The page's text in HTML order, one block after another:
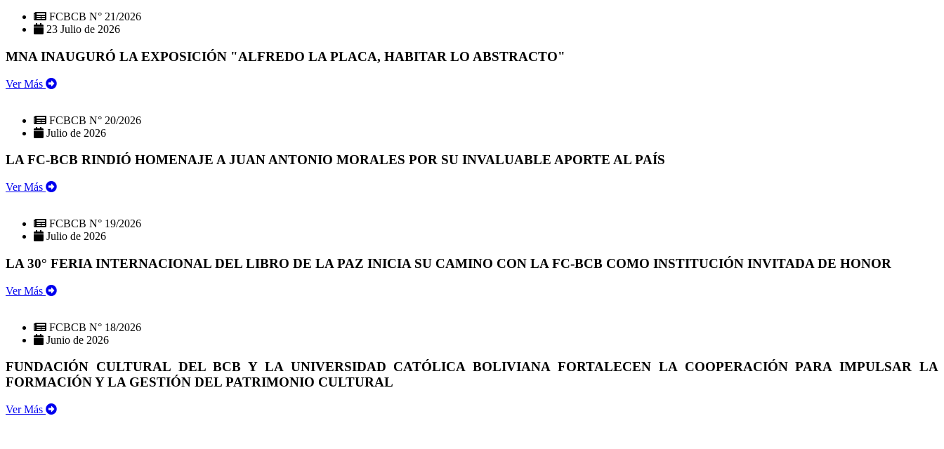
FCBCB N° 21/2026
23 Julio de 2026
MNA INAUGURÓ LA EXPOSICIÓN "ALFREDO LA PLACA, HABITAR LO ABSTRACTO"
Ver Más
FCBCB N° 20/2026
Julio de 2026
LA FC-BCB RINDIÓ HOMENAJE A JUAN ANTONIO MORALES POR SU INVALUABLE APORTE AL PAÍS
Ver Más
FCBCB N° 19/2026
Julio de 2026
LA 30° FERIA INTERNACIONAL DEL LIBRO DE LA PAZ INICIA SU CAMINO CON LA FC-BCB COMO INSTITUCIÓN INVITADA DE HONOR
Ver Más
FCBCB N° 18/2026
Junio de 2026
FUNDACIÓN CULTURAL DEL BCB Y LA UNIVERSIDAD CATÓLICA BOLIVIANA FORTALECEN LA COOPERACIÓN PARA IMPULSAR LA
FORMACIÓN Y LA GESTIÓN DEL PATRIMONIO CULTURAL
Ver Más